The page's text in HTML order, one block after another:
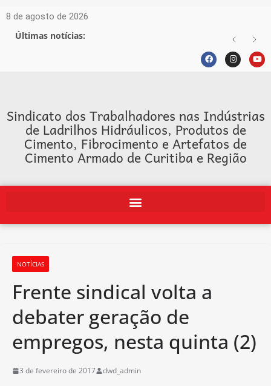
8 de agosto de 2026
Últimas notícias:
Sindicato dos Trabalhadores nas Indústrias
de Ladrilhos Hidráulicos, Produtos de
Cimento, Fibrocimento e Artefatos de
Cimento Armado de Curitiba e Região
NOTÍCIAS
Frente sindical volta a
debater geração de
empregos, nesta quinta (2)
3 de fevereiro de 2017 dwd_admin